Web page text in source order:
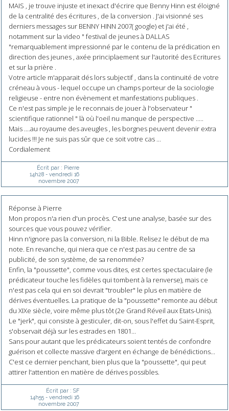
MAIS , je trouve injuste et inexact d'écrire que Benny Hinn est éloigné
de la centralité des écritures , de la conversion . J'ai visionné ses
derniers messages sur BENNY HINN 2007( google) et j'ai été ,
notamment sur la video " festival de jeunes à DALLAS
"remarquablement impressionné par le contenu de la prédication en
direction des jeunes , axée principlaement sur l'autorité des Ecritures
et sur la prière .
Votre article m'apparait dés lors subjectif , dans la continuité de votre
créneau à vous - lequel occupe un champs porteur de la sociologie
religieuse - entre non évènement et manfestations publiques .
Ce n'est pas simple je le reconnais de jouer à l'observateur "
scientifique rationnel " là où l'oeil nu manque de perspective .....
Mais ....au royaume des aveugles , les borgnes peuvent devenir extra
lucides !!! Je ne suis pas sûr que ce soit votre cas ...
Cordialement
Écrit par : Pierre
14h28- vendredi 16
novembre 2007
Réponse à Pierre
Mon propos n'a rien d'un procès. C'est une analyse, basée sur des
sources que vous pouvez vérifier.
Hinn n'ignore pas la conversion, ni la Bible. Relisez le début de ma
note. En revanche, qui niera que ce n'est pas au centre de sa
publicité, de son système, de sa renommée?
Enfin, la "poussette", comme vous dites, est certes spectaculaire (le
prédicateur touche les fidèles qui tombent à la renverse), mais ce
n'est pas cela qui en soi devrait "troubler" le plus en matière de
dérives éventuelles. La pratique de la "poussette" remonte au début
du XIXe siècle, voire même plus tôt (2e Grand Réveil aux Etats-Unis).
Le "jerk", qui consiste à gesticuler, dit-on, sous l'effet du Saint-Esprit,
s'observait déjà sur les estrades en 1801...
Sans pour autant que les prédicateurs soient tentés de confondre
guérison et collecte massive d'argent en échange de bénédictions...
C'est ce dernier penchant, bien plus que la "poussette", qui peut
attirer l'attention en matière de dérives possibles.
Écrit par : SF
14h55- vendredi 16
novembre 2007